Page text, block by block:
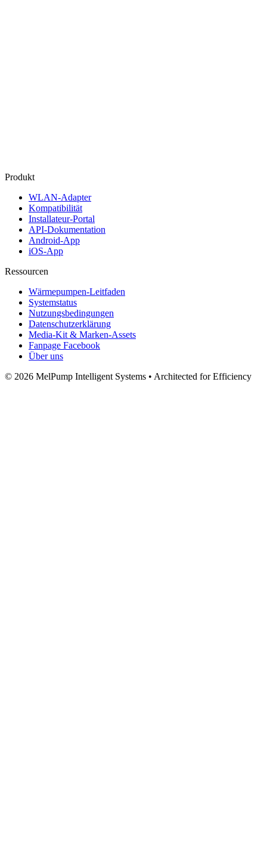
Produkt
WLAN‑Adapter
Kompatibilität
Installateur‑Portal
API‑Dokumentation
Android‑App
iOS‑App
Ressourcen
Wärmepumpen-Leitfaden
Systemstatus
Nutzungsbedingungen
Datenschutzerklärung
Media‑Kit & Marken‑Assets
Fanpage Facebook
Über uns
© 2026 MelPump Intelligent Systems • Architected for Efficiency